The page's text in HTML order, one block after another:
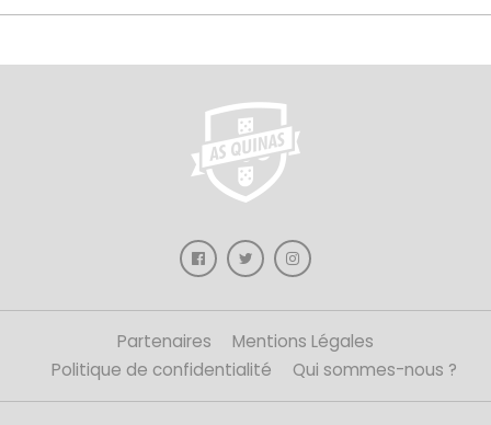
Partenaires
Mentions Légales
Politique de confidentialité
Qui sommes-nous ?